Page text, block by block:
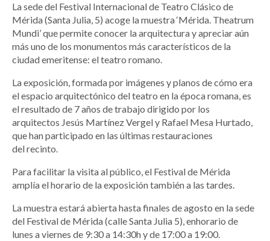
La sede del Festival Internacional de Teatro Clásico de
Mérida (Santa Julia, 5) acoge la muestra ‘Mérida. Theatrum
Mundi’ que permite conocer la arquitectura y apreciar aún
más uno de los monumentos más característicos de la
ciudad emeritense: el teatro romano.
La exposición, formada por imágenes y planos de cómo era
el espacio arquitectónico del teatro en la época romana, es
el resultado de 7 años de trabajo dirigido por los
arquitectos Jesús Martínez Vergel y Rafael Mesa Hurtado,
que han participado en las últimas restauraciones
del recinto.
Para facilitar la visita al público, el Festival de Mérida
amplía el horario de la exposición también a las tardes.
La muestra estará abierta hasta finales de agosto en la sede
del Festival de Mérida (calle Santa Julia 5), enhorario de
lunes a viernes de 9:30 a 14:30h y de 17:00 a 19:00.